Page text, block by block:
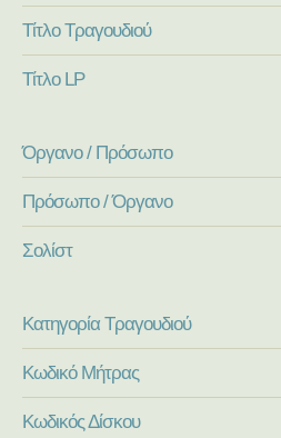
Τίτλο Τραγουδιού
Τίτλο LP
Όργανο / Πρόσωπο
Πρόσωπο / Όργανο
Σολίστ
Κατηγορία Τραγουδιού
Κωδικό Μήτρας
Κωδικός Δίσκου